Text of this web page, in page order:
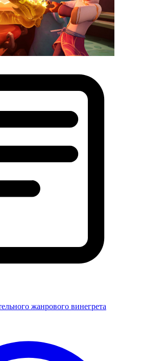
жанрового винегрета